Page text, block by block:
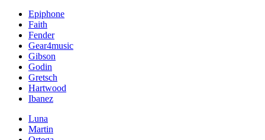
Epiphone
Faith
Fender
Gear4music
Gibson
Godin
Gretsch
Hartwood
Ibanez
Luna
Martin